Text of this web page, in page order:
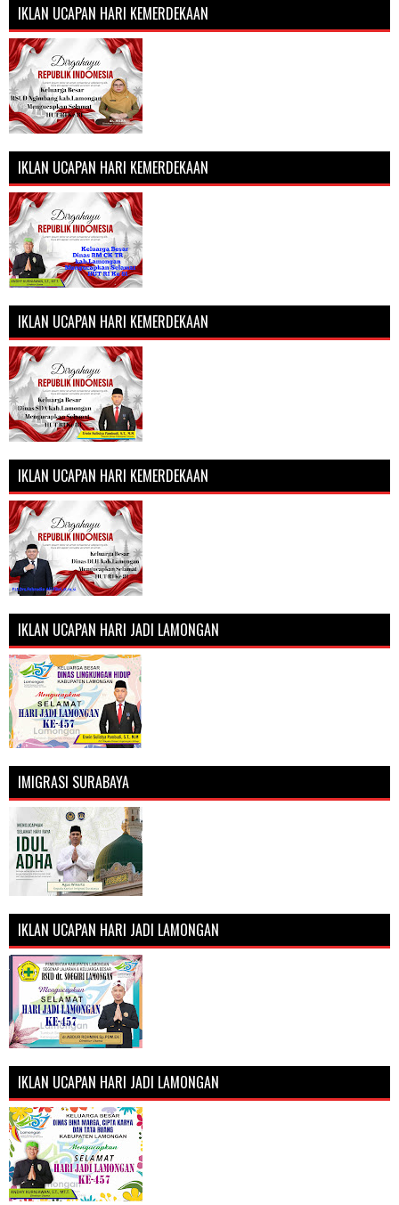
IKLAN UCAPAN HARI KEMERDEKAAN
IKLAN UCAPAN HARI KEMERDEKAAN
IKLAN UCAPAN HARI KEMERDEKAAN
IKLAN UCAPAN HARI KEMERDEKAAN
IKLAN UCAPAN HARI JADI LAMONGAN
IMIGRASI SURABAYA
IKLAN UCAPAN HARI JADI LAMONGAN
IKLAN UCAPAN HARI JADI LAMONGAN